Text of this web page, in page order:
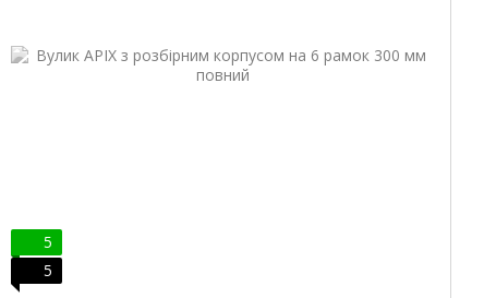
5
5